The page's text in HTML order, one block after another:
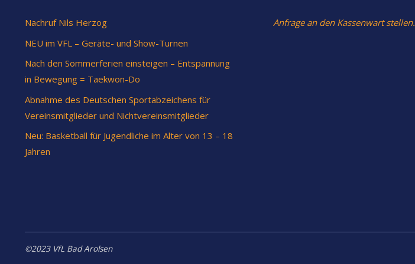
Nachruf Nils Herzog
NEU im VFL – Geräte- und Show-Turnen
Nach den Sommerferien einsteigen – Entspannung
in Bewegung = Taekwon-Do
Abnahme des Deutschen Sportabzeichens für
Vereinsmitglieder und Nichtvereinsmitglieder
Neu: Basketball für Jugendliche im Alter von 13 – 18
Jahren
Anfrage an den Kassenwart stellen.
©2023 VfL Bad Arolsen